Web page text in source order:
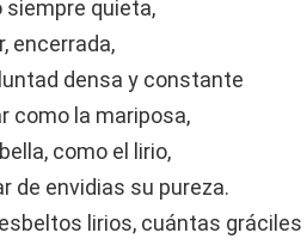
siempre quieta,
encerrada,
densa y constante
como la mariposa,
como el lirio,
de envidias su pureza.
lirios, cuántas gráciles